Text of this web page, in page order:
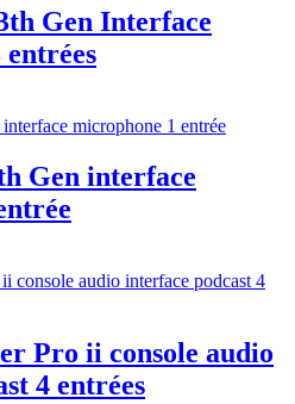
Gen Interface
Gen interface
Pro ii console audio
4 entrées